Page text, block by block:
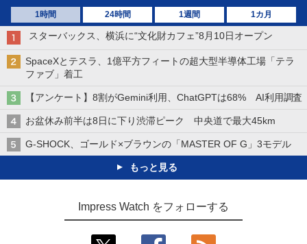
1時間 24時間 1週間 1カ月
スターバックス、横浜に“文化財カフェ”8月10日オープン
SpaceXとテスラ、1億平方フィートの超大型半導体工場「テラ
ファブ」着工
【アンケート】8割がGemini利用、ChatGPTは68% AI利用調査
お盆休み前半は8日に下り渋滞ピーク 中央道で最大45km
G-SHOCK、ゴールド×ブラウンの「MASTER OF G」3モデル
もっと見る
Impress Watch をフォローする